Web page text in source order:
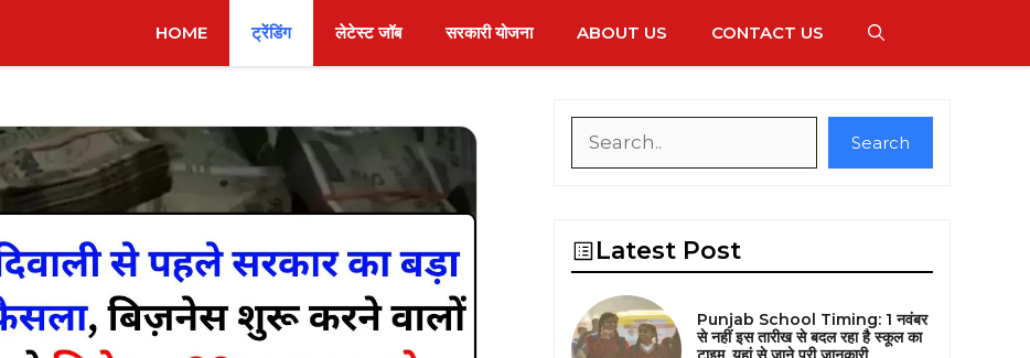
HOME ट्रेंडिंग लेटेस्ट जॉब सरकारी योजना ABOUT US CONTACT US
Search
Latest Post
Punjab School Timing: 1 नवंबर
से नहीं इस तारीख से बदल रहा है स्कूल का